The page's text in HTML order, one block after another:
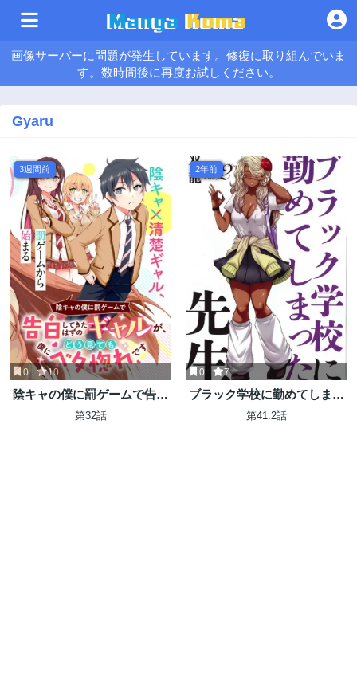
画像サーバーに問題が発生しています。修復に取り組んでいま
す。数時間後に再度お試しください。
Gyaru
3週間前
0 10
陰キャの僕に罰ゲームで告白
してきたはずのギャルが、ど
第32話
2年前
0 7
ブラック学校に勤めてしまっ
た先生
第41.2話